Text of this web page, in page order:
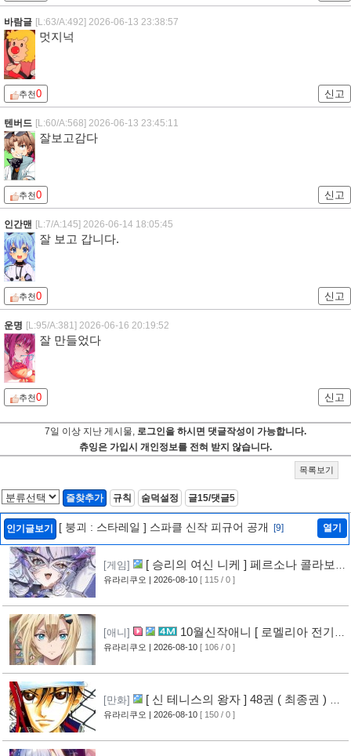
바람글 [L:63/A:492] 2026-06-13 23:38:57
멋지넉
추천0 신고
텐버드 [L:60/A:568] 2026-06-13 23:45:11
잘보고감다
추천0 신고
인간맨 [L:7/A:145] 2026-06-14 18:05:45
잘 보고 갑니다.
추천0 신고
운명 [L:95/A:381] 2026-06-16 20:19:52
잘 만들었다
추천0 신고
7일 이상 지난 게시물, 로그인을 하시면 댓글작성이 가능합니다.
츄잉은 가입시 개인정보를 전혀 받지 않습니다.
목록보기
즐찾추가 규칙 숨덕설정 글15/댓글5
인기글보기 [ 붕괴 : 스타레일 ] 스파클 신작 피규어 공개 [9] 열기
[게임]
[ 승리의 여신 니케 ] 페르소나 콜라보
레이션 이벤트 공개
[2]
유라리쿠오 | 2026-08-10 [ 115 / 0 ]
[애니]
10월신작애니 [ 로멜리아 전기 ]
PV 영상 공개 [3]
유라리쿠오 | 2026-08-10 [ 106 / 0 ]
[만화]
[ 신 테니스의 왕자 ] 48권 ( 최종권 ) 표
지 공개
[2]
유라리쿠오 | 2026-08-10 [ 150 / 0 ]